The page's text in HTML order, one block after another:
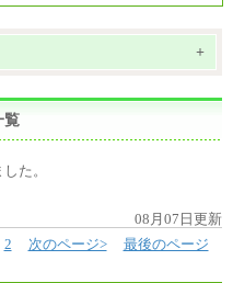
+
覧
た。
08月07日更新
2 次のページ>
最後のページ